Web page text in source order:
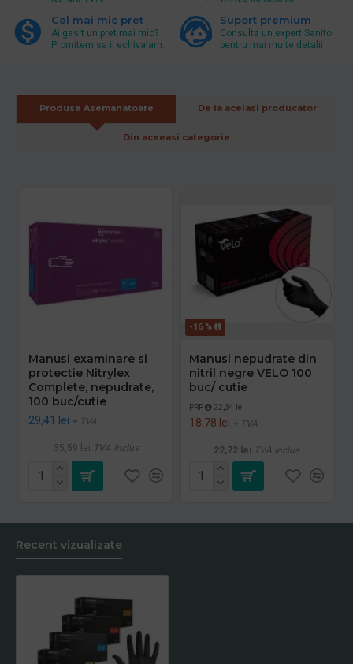
Cel mai mic pret
Ai gasit un pret mai mic?
Promitem sa il echivalam.
Suport premium
Consulta un expert Sanito
pentru mai multe detalii
Produse Asemanatoare De la acelasi producator
Din aceeasi categorie
Manusi examinare si
protectie Nitrylex
Complete, nepudrate,
100 buc/cutie
29,41 lei + TVA
35,59 lei TVA inclus
-16 %
Manusi nepudrate din
nitril negre VELO 100
buc/ cutie
PRP 22,34 lei
18,78 lei + TVA
22,72 lei TVA inclus
Recent vizualizate